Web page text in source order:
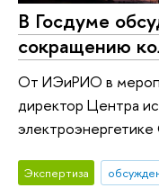
В Госдуме
сокращению
От ИЭиРИО в
директор Центра
Экспертиза